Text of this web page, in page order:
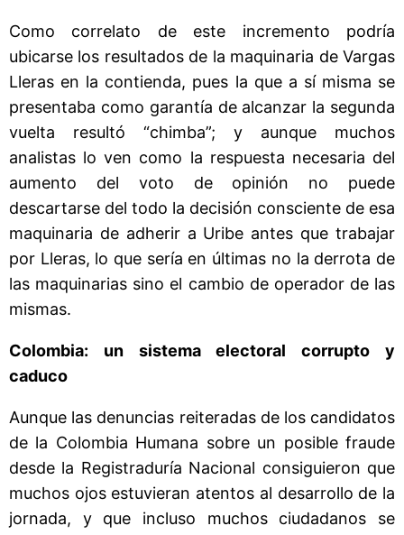
Como correlato de este incremento podría
ubicarse los resultados de la maquinaria de Vargas
Lleras en la contienda, pues la que a sí misma se
presentaba como garantía de alcanzar la segunda
vuelta resultó “chimba”; y aunque muchos
analistas lo ven como la respuesta necesaria del
aumento del voto de opinión no puede
descartarse del todo la decisión consciente de esa
maquinaria de adherir a Uribe antes que trabajar
por Lleras, lo que sería en últimas no la derrota de
las maquinarias sino el cambio de operador de las
mismas.
Colombia: un sistema electoral corrupto y
caduco
Aunque las denuncias reiteradas de los candidatos
de la Colombia Humana sobre un posible fraude
desde la Registraduría Nacional consiguieron que
muchos ojos estuvieran atentos al desarrollo de la
jornada, y que incluso muchos ciudadanos se